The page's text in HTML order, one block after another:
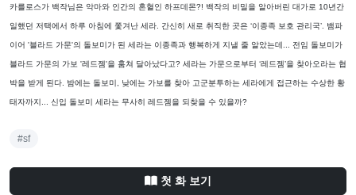
카를로스가 백작님은 악마와 인간의 혼혈인 하프데몬?! 백작의 비밀을 알아버린 대가로 10년간
일했던 저택에서 하루 아침에 쫓겨난 세라. 간신히 새로 취직한 곳은 ‘이종족 보호 관리국’. 뱀파
이어 '블라드 가문'의 돌보미가 된 세라는 이종족과 행복하게 지낼 줄 알았는데... 전임 돌보미가
블라드 가문의 가보 '레드젬'을 훔쳐 달아났다고? 세라는 가문으로부터 ‘레드젬’을 찾아오라는 협
박을 받게 된다. 밤에는 돌보미, 낮에는 가보를 찾아 고군분투하는 세라에게 접근하는 수상한 황
태자까지... 신입 돌보미 세라는 무사히 레드젬을 되찾을 수 있을까?
#sf
첫 화 보기